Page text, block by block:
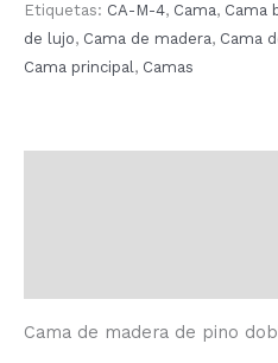
Etiquetas: CA-M-4, Cama, Cama
de lujo, Cama de madera, Cama
Cama principal, Camas
Cama de madera de pino